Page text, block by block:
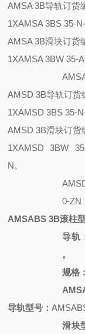
AMSA 3B导轨订货
1XAMSA 3BS 35-
AMSA 3B滑块订货
1XAMSA 3BW 35-
AMSD 3B导轨订货
1XAMSD 3BS 35-
AMSD 3B滑块订货
1XAMSD 3BW
N。
0-ZN
AMSABS 3B滚柱
导轨
。
规格
导轨型号：
滑块